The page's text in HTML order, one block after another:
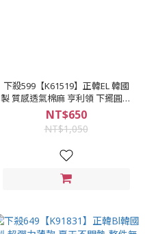
下殺599【K61519】正韓EL 韓國
製 質感透氣棉麻 亨利領 下擺圓弧
多扣 素面 修身 半開襟五分袖襯衫
NT$650
NT$1,050